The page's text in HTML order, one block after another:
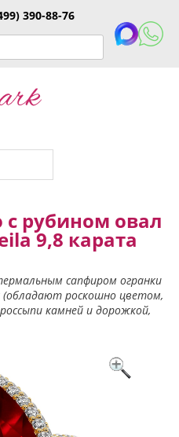
390-88-76
с рубином овал
9,8 карата
сапфиром огранки
(обладают роскошно цветом,
камней и дорожкой,